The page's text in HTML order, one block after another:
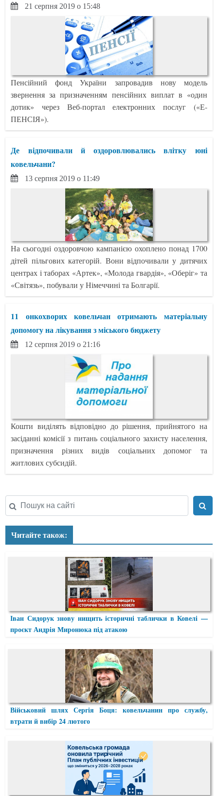
21 серпня 2019 о 15:48
Пенсійний фонд України запровадив нову модель
звернення за призначенням пенсійних виплат в «один
дотик» через Веб-портал електронних послуг («Е-
ПЕНСІЯ»).
Де відпочивали й оздоровлювались влітку юні
ковельчани?
13 серпня 2019 о 11:49
На сьогодні оздоровчою кампанією охоплено понад 1700
дітей пільгових категорій. Вони відпочивали у дитячих
центрах і таборах «Артек», «Молода гвардія», «Оберіг» та
«Світязь», побували у Німеччині та Болгарії.
11 онкохворих ковельчан отримають матеріальну
допомогу на лікування з міського бюджету
12 серпня 2019 о 21:16
Кошти виділять відповідно до рішення, прийнятого на
засіданні комісії з питань соціального захисту населення,
призначення різних видів соціальних допомог та
житлових субсидій.
Читайте також:
Іван Сидорук знову нищить історичні таблички в Ковелі —
проєкт Андрія Миронюка під атакою
Військовий шлях Сергія Боця: ковельчанин про службу,
втрати й вибір 24 лютого